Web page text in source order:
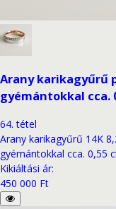
Arany karikagyűrű
gyémántokkal cca.
64. tétel
Arany karikagyűrű 14K
gyémántokkal cca. 0,55
Kikiáltási ár:
450 000 Ft